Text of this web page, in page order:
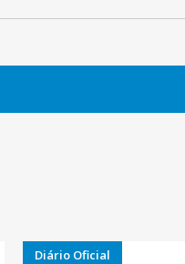
Diário Oficial